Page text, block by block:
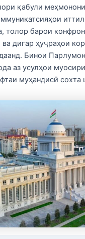
қабули
толор барои
дигар ҳуҷраҳои
Бинои
аз усулҳои
муҳандисӣ сохта